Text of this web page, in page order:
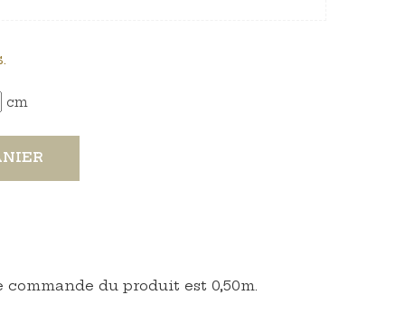
cm
du produit est 0,50m.